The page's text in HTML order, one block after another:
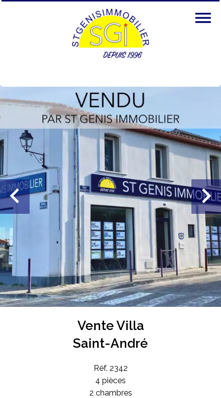
Vente Villa
Saint-André
Réf. 2342
4 pièces
2 chambres